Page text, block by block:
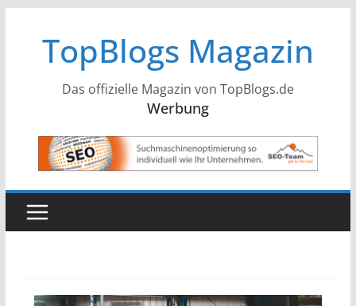
springenTopBlogs Magazin
Das offizielle Magazin von TopBlogs.de
Werbung